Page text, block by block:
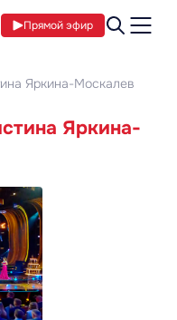
Прямой эфир
Яркина-Москалева
Яркина-